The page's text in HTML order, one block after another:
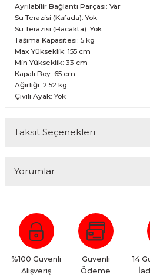
Ayrılabilir Bağlantı Parçası: Var
Su Terazisi (Kafada): Yok
Su Terazisi (Bacakta): Yok
Taşıma Kapasitesi: 5 kg
Max Yükseklik: 155 cm
Min Yükseklik: 33 cm
Kapalı Boy: 65 cm
Ağırlığı: 2.52 kg
Çivili Ayak: Yok
Taksit Seçenekleri
Yorumlar
Bu ürüne ilk
Yorum Yaz
%100 Güvenli
Alışveriş
Güvenli
Ödeme
14